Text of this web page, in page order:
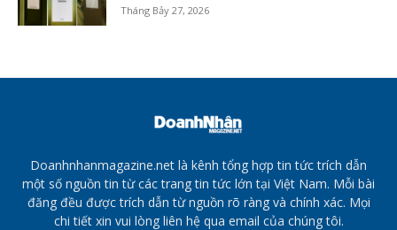
Tháng Bảy 27, 2026
Doanhnhanmagazine.net là kênh tổng hợp tin tức trích dẫn
một số nguồn tin từ các trang tin tức lớn tại Việt Nam. Mỗi bài
đăng đều được trích dẫn từ nguồn rõ ràng và chính xác. Mọi
chi tiết xin vui lòng liên hệ qua email của chúng tôi.